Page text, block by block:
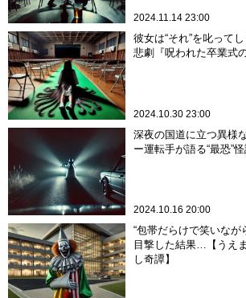
2024.11.14 23:00
彼女は“それ”を叱って
悲劇『呪われた卒業式
2024.10.30 23:00
深夜の国道に立つ異様
ー運転手が語る“最恐”
2024.10.16 20:00
“包帯だらけで笑いなが
目撃した結果…【うえ
し奇譚】